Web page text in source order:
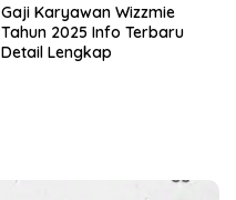
Gaji Karyawan Wizzmie
Tahun 2025 Info Terbaru
Detail Lengkap